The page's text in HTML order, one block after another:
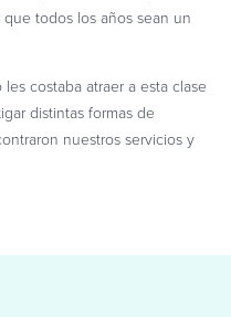
todos los años sean un
costaba atraer a esta clase
distintas formas de
nuestros servicios y